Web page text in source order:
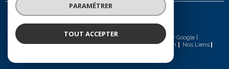
© 2026 | Tous droits réservés | Traduction powered by Google |
Nos Honoraires
Plan Du Site Mentions Légales Admin
Nos Liens
PARAMÉTRER
TOUT ACCEPTER